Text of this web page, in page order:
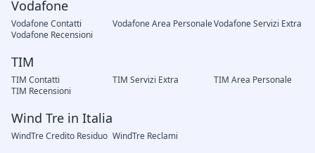
Vodafone
Vodafone Contatti Vodafone Area PersonaleVodafone Servizi Extra
Vodafone Recensioni
TIM
TIM Contatti TIM Servizi Extra
TIM Area Personale
TIM Recensioni
Wind Tre in Italia
WindTre Credito Residuo WindTre Reclami